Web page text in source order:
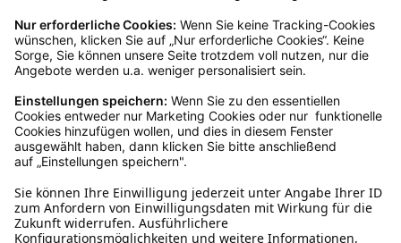
originalverpackt sein. Bei Verwendung des
Retourelabels übernehmen wir die
Rücksendekosten.
Wie funktioniert die
Rücksendung?
Bitte fülle das Rücksendeformular aus. Dieses
findest du online. Verpacke die Artikel
anschließend sicher und klebe das